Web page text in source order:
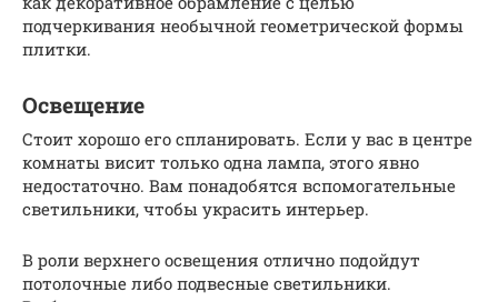
подчеркивания необычной геометрической формы
плитки.
Освещение
Стоит хорошо его спланировать. Если у вас в центре
комнаты висит только одна лампа, этого явно
недостаточно. Вам понадобятся вспомогательные
светильники, чтобы украсить интерьер.
В роли верхнего освещения отлично подойдут
потолочные либо подвесные светильники.